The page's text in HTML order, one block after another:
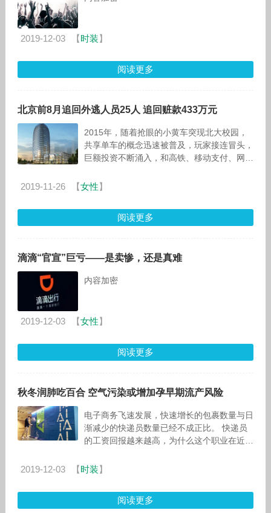
2019-12-03 【时装】
阅读更多
北京前8月追回外逃人员25人 追回赃款433万元
2015年，随着抢眼的小黄车突现北大校园，
共享单车的概念迅速被普及，玩家接连冒头，
巨额投资不断涌入，和高铁、移动支付、网购
今年，共享单车
2019-11-26 【女性】
阅读更多
滴滴“官宣”巨亏——是卖惨，还是真难
内容加密
2019-12-03 【女性】
阅读更多
秋冬润肺吃百合 空气污染或增加孕早期流产风险
电子商务飞速发展，快速增长的包裹数量与日
渐减少的快递员数量已经不成正比。 快递员
的工资回报越来越高，为什么这个职业在近年
映，虽然能够得到很高的
2019-12-03 【时装】
阅读更多